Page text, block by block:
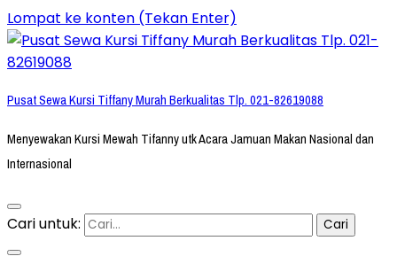
Lompat ke konten (Tekan Enter)
Pusat Sewa Kursi Tiffany Murah Berkualitas Tlp. 021-82619088
Menyewakan Kursi Mewah Tifanny utk Acara Jamuan Makan Nasional dan
Internasional
Cari untuk: